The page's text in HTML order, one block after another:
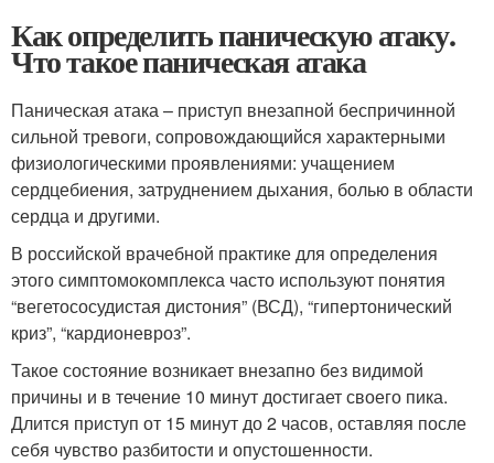
Как определить паническую атаку.
Что такое паническая атака
Паническая атака – приступ внезапной беспричинной
сильной тревоги, сопровождающийся характерными
физиологическими проявлениями: учащением
сердцебиения, затруднением дыхания, болью в области
сердца и другими.
В российской врачебной практике для определения
этого симптомокомплекса часто используют понятия
“вегетососудистая дистония” (ВСД), “гипертонический
криз”, “кардионевроз”.
Такое состояние возникает внезапно без видимой
причины и в течение 10 минут достигает своего пика.
Длится приступ от 15 минут до 2 часов, оставляя после
себя чувство разбитости и опустошенности.